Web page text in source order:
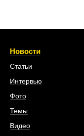
Новости
Статьи
Интервью
Фото
Темы
Видео